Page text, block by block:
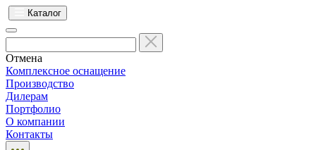
Каталог
Отмена
Комплексное оснащение
Производство
Дилерам
Портфолио
О компании
Контакты